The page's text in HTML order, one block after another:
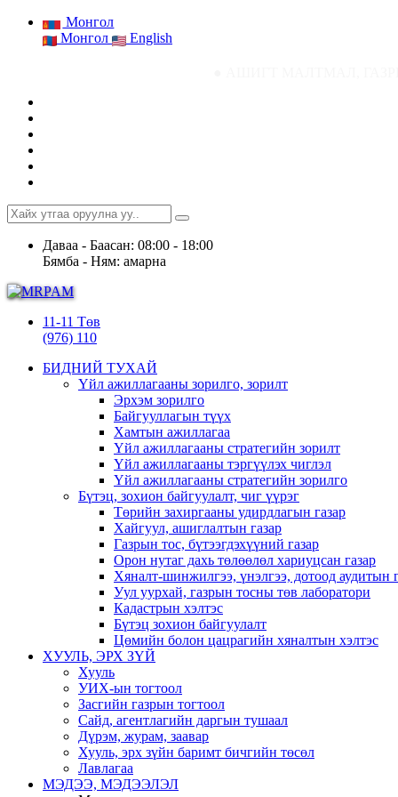
Монгол
Монгол
English
Даваа - Баасан: 08:00 - 18:00
Бямба - Ням: амарна
11-11 Төв
(976) 110
БИДНИЙ ТУХАЙ
Үйл ажиллагааны зорилго, зорилт
Эрхэм зорилго
Байгууллагын түүх
Хамтын ажиллагаа
Үйл ажиллагааны стратегийн зорилт
Үйл ажиллагааны тэргүүлэх чиглэл
Үйл ажиллагааны стратегийн зорилго
Бүтэц, зохион байгуулалт, чиг үүрэг
Төрийн захиргааны удирдлагын газар
Хайгуул, ашиглалтын газар
Газрын тос, бүтээгдэхүүний газар
Орон нутаг дахь төлөөлөл хариуцсан газар
Хяналт-шинжилгээ, үнэлгээ, дотоод аудитын
Уул уурхай, газрын тосны төв лаборатори
Кадастрын хэлтэс
Бүтэц зохион байгуулалт
Цөмийн болон цацрагийн хяналтын хэлтэс
ХУУЛЬ, ЭРХ ЗҮЙ
Хууль
УИХ-ын тогтоол
Засгийн газрын тогтоол
Сайд, агентлагийн даргын тушаал
Дүрэм, журам, заавар
Хууль, эрх зүйн баримт бичгийн төсөл
Лавлагаа
МЭДЭЭ, МЭДЭЭЛЭЛ